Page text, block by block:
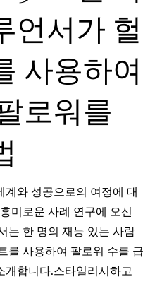
언서가 헐
사용하여
로워를
계와 성공으로의 여정에 대
미로운 사례 연구에 오신
는 한 명의 재능 있는 사람
를 사용하여 팔로워 수를 급
개합니다.스타일리시하고